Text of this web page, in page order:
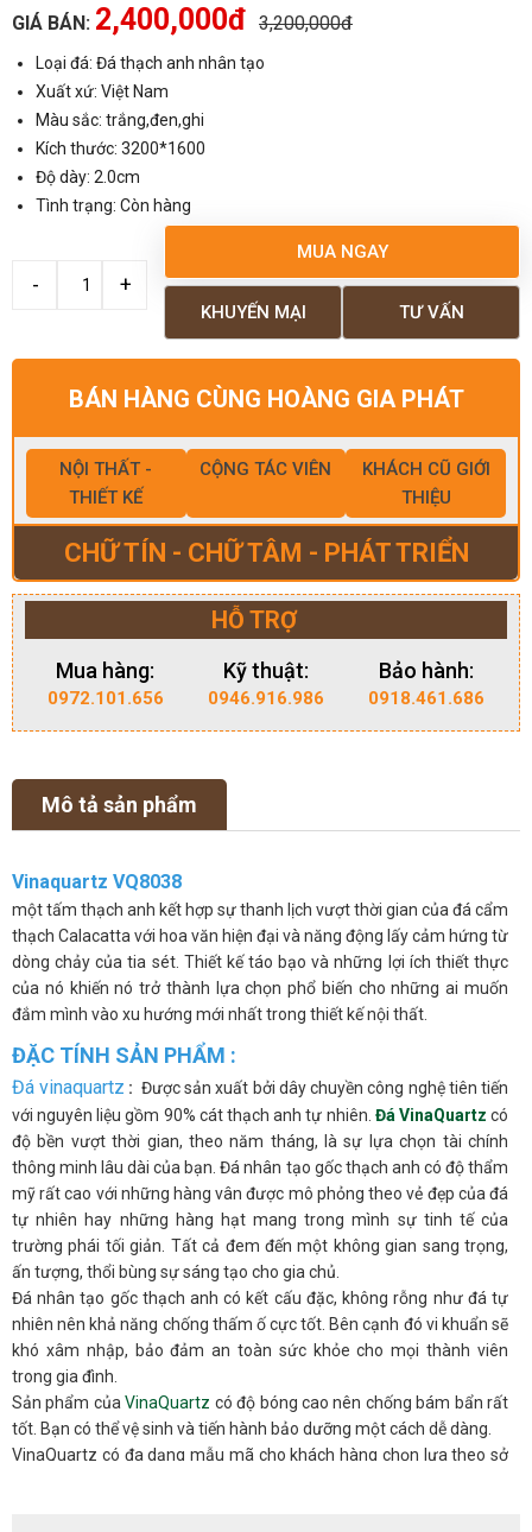
GIÁ BÁN: 2,400,000đ 3,200,000đ
Loại đá: Đá thạch anh nhân tạo
Xuất xứ: Việt Nam
Màu sắc: trắng,đen,ghi
Kích thước: 3200*1600
Độ dày: 2.0cm
Tình trạng: Còn hàng
MUA NGAY
TƯ VẤN
KHUYẾN MẠI
BÁN HÀNG CÙNG HOÀNG GIA PHÁT
NỘI THẤT -
THIẾT KẾ
CỘNG TÁC VIÊN
KHÁCH CŨ GIỚI
THIỆU
CHỮ TÍN - CHỮ TÂM - PHÁT TRIỂN
HỖ TRỢ
Mua hàng:
0972.101.656
Kỹ thuật:
0946.916.986
Bảo hành:
0918.461.686
Mô tả sản phẩm
Vinaquartz VQ8038
một tấm thạch anh kết hợp sự thanh lịch vượt thời gian của đá cẩm
thạch Calacatta với hoa văn hiện đại và năng động lấy cảm hứng từ
dòng chảy của tia sét. Thiết kế táo bạo và những lợi ích thiết thực
của nó khiến nó trở thành lựa chọn phổ biến cho những ai muốn
đắm mình vào xu hướng mới nhất trong thiết kế nội thất.
ĐẶC TÍNH SẢN PHẨM :
Đá vinaquartz : Được sản xuất bởi dây chuyền công nghệ tiên tiến
với nguyên liệu gồm 90% cát thạch anh tự nhiên. Đá VinaQuartz có
độ bền vượt thời gian, theo năm tháng, là sự lựa chọn tài chính
thông minh lâu dài của bạn. Đá nhân tạo gốc thạch anh có độ thẩm
mỹ rất cao với những hàng vân được mô phỏng theo vẻ đẹp của đá
tự nhiên hay những hàng hạt mang trong mình sự tinh tế của
trường phái tối giản. Tất cả đem đến một không gian sang trọng,
ấn tượng, thổi bùng sự sáng tạo cho gia chủ.
Đá nhân tạo gốc thạch anh có kết cấu đặc, không rỗng như đá tự
nhiên nên khả năng chống thấm ố cực tốt. Bên cạnh đó vi khuẩn sẽ
khó xâm nhập, bảo đảm an toàn sức khỏe cho mọi thành viên
trong gia đình.
Sản phẩm củaVinaQuartz có độ bóng cao nên chống bám bẩn rất
tốt. Bạn có thể vệ sinh và tiến hành bảo dưỡng một cách dễ dàng.
VinaQuartz có đa dạng mẫu mã cho khách hàng chọn lựa theo sở